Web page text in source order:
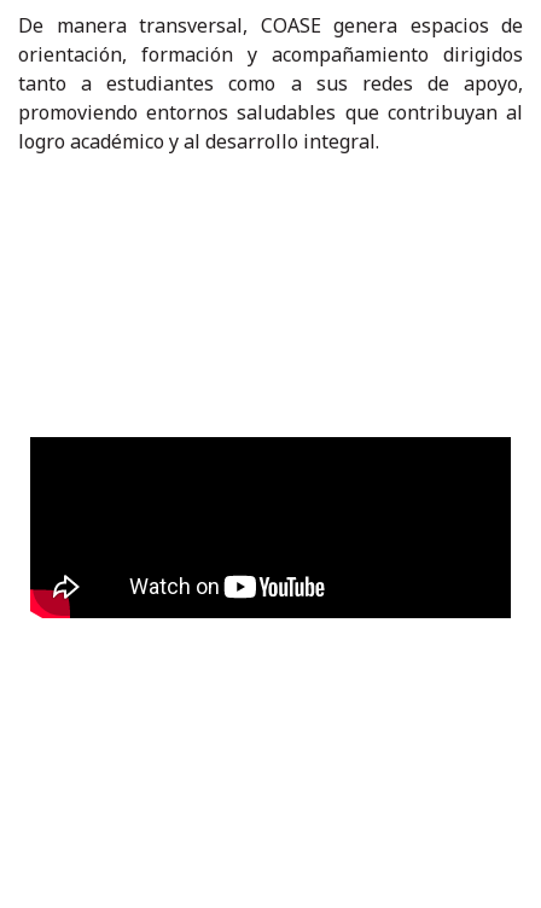
De manera transversal, COASE genera espacios de
orientación, formación y acompañamiento dirigidos
tanto a estudiantes como a sus redes de apoyo,
promoviendo entornos saludables que contribuyan al
logro académico y al desarrollo integral.